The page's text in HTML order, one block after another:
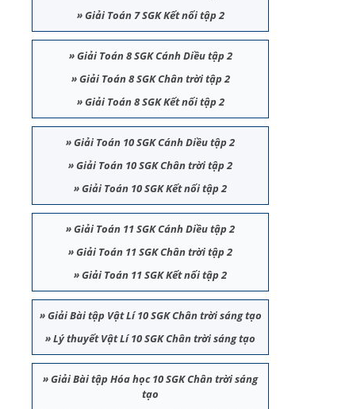
»Giải Toán 7 SGK Kết nối tập 2
»Giải Toán 8 SGK Cánh Diều tập 2
»Giải Toán 8 SGK Chân trời tập 2
»Giải Toán 8 SGK Kết nối tập 2
»Giải Toán 10 SGK Cánh Diều tập 2
»Giải Toán 10 SGK Chân trời tập 2
»Giải Toán 10 SGK Kết nối tập 2
»Giải Toán 11 SGK Cánh Diều tập 2
»Giải Toán 11 SGK Chân trời tập 2
»Giải Toán 11 SGK Kết nối tập 2
»Giải Bài tập Vật Lí 10 SGK Chân trời sáng tạo
»Lý thuyết Vật Lí 10 SGK Chân trời sáng tạo
»Giải Bài tập Hóa học 10 SGK Chân trời sáng
tạo